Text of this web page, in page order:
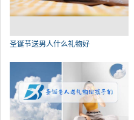
圣诞节送男人什么礼物好